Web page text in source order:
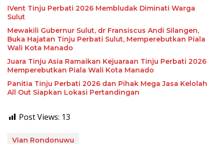
IVent Tinju Perbati 2026 Membludak Diminati Warga
Sulut
Mewakili Gubernur Sulut, dr Fransiscus Andi Silangen,
Buka Hajatan Tinju Perbati Sulut, Memperebutkan Piala
Wali Kota Manado
Juara Tinju Asia Ramaikan Kejuaraan Tinju Perbati 2026
Memperebutkan Piala Wali Kota Manado
Panitia Tinju Perbati 2026 dan Pihak Mega Jasa Kelolah
All Out Siapkan Lokasi Pertandingan
Post Views: 13
Vian Rondonuwu